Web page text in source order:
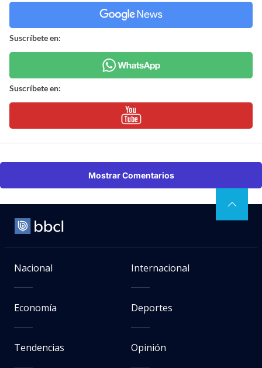
Suscríbete en:
Suscríbete en:
Mostrar Comentarios
Nacional Internacional
Economía Deportes
Tendencias Opinión